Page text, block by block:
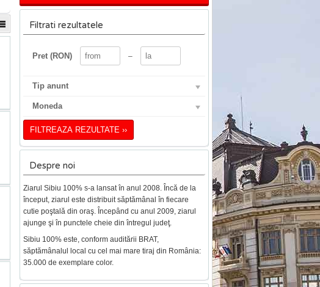
Filtrati rezultatele
Pret (RON) –
Tip anunt
Moneda
FILTREAZA REZULTATE ››
Despre noi
Ziarul Sibiu 100% s-a lansat în anul 2008. Încă de la
început, ziarul este distribuit săptămânal în fiecare
cutie poştală din oraş. Începând cu anul 2009, ziarul
ajunge şi în punctele cheie din întregul judeţ.
Sibiu 100% este, conform auditării BRAT,
săptămânalul local cu cel mai mare tiraj din România:
35.000 de exemplare color.